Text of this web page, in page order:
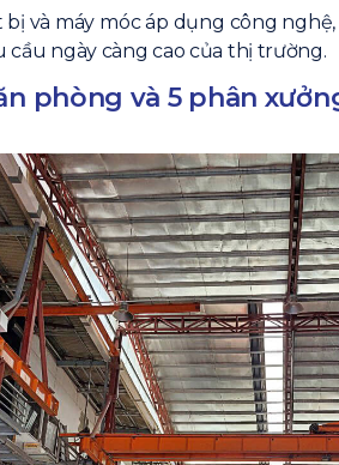
và máy móc áp dụng công
cầu ngày càng cao của thị trường.
phòng và 5 phân